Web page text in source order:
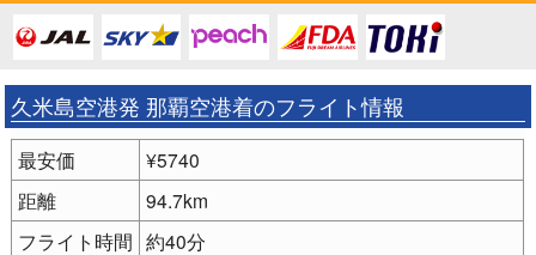
久米島空港発 那覇空港着のフライト情報
最安価
¥5740
距離
94.7km
フライト時間 約40分